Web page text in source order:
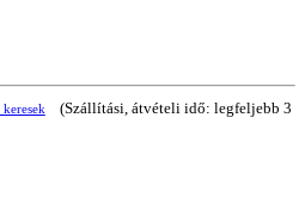
(Szállítási, átvételi idő: legfeljebb 3